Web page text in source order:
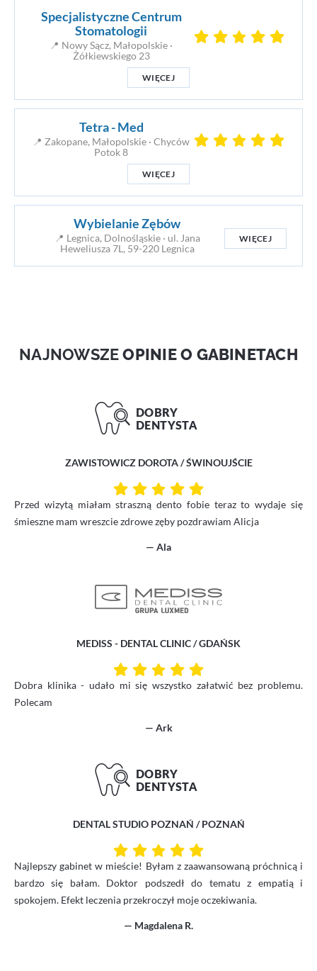
Specjalistyczne Centrum
Stomatologii
📍 Nowy Sącz, Małopolskie ·
Żółkiewskiego 23
WIĘCEJ
Tetra - Med
📍 Zakopane, Małopolskie · Chyców
Potok 8
WIĘCEJ
Wybielanie Zębów
📍 Legnica, Dolnośląskie · ul. Jana
Heweliusza 7L, 59-220 Legnica
WIĘCEJ
NAJNOWSZEOPINIE O GABINETACH
ZAWISTOWICZ DOROTA / ŚWINOUJŚCIE
Przed wizytą miałam straszną dento fobie teraz to wydaje się
śmieszne mam wreszcie zdrowe zęby pozdrawiam Alicja
— Ala
MEDISS - DENTAL CLINIC / GDAŃSK
Dobra klinika - udało mi się wszystko załatwić bez problemu.
Polecam
— Ark
DENTAL STUDIO POZNAŃ / POZNAŃ
Najlepszy gabinet w mieście! Byłam z zaawansowaną próchnicą i
bardzo się bałam. Doktor podszedł do tematu z empatią i
spokojem. Efekt leczenia przekroczył moje oczekiwania.
— Magdalena R.